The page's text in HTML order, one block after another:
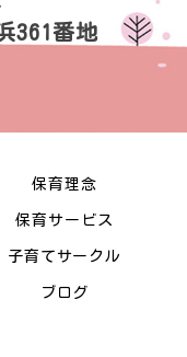
361番地
保育理念
保育サービス
子育てサークル
ブログ